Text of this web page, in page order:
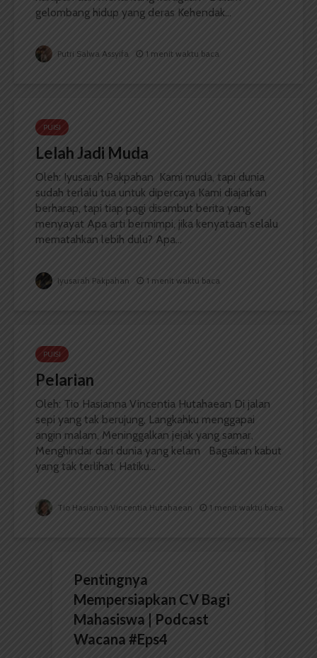
gelombang hidup yang deras Kehendak...
Putri Salwa Assyifa 1 menit waktu baca
PUISI
Lelah Jadi Muda
Oleh: Iyusarah Pakpahan Kami muda, tapi dunia
sudah terlalu tua untuk dipercaya Kami diajarkan
berharap, tapi tiap pagi disambut berita yang
menyayat Apa arti bermimpi, jika kenyataan selalu
mematahkan lebih dulu? Apa...
Iyusarah Pakpahan 1 menit waktu baca
PUISI
Pelarian
Oleh: Tio Hasianna Vincentia Hutahaean Di jalan
sepi yang tak berujung, Langkahku menggapai
angin malam, Meninggalkan jejak yang samar,
Menghindar dari dunia yang kelam Bagaikan kabut
yang tak terlihat, Hatiku...
Tio Hasianna Vincentia Hutahaean 1 menit waktu baca
Pentingnya
Mempersiapkan CV Bagi
Mahasiswa | Podcast
Wacana #Eps4